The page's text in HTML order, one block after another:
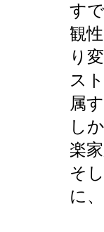
す
観
り
ス
属
し
楽
そ
に